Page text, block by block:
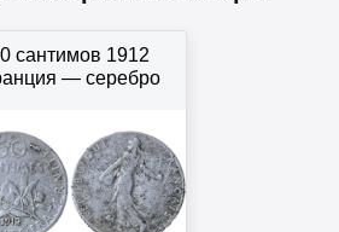
сантимов 1912
— серебро